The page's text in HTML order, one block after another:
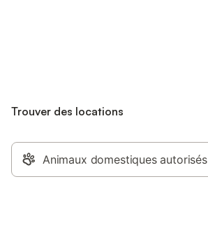
Trouver des locations
Animaux domestiques autorisés